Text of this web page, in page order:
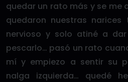
quedar un rato más y se me
quedaron nuestras
nervioso y solo atiné a
pescarlo… pasó un rato
mí y empiezo a sentir su
nalga izquierda… quedé